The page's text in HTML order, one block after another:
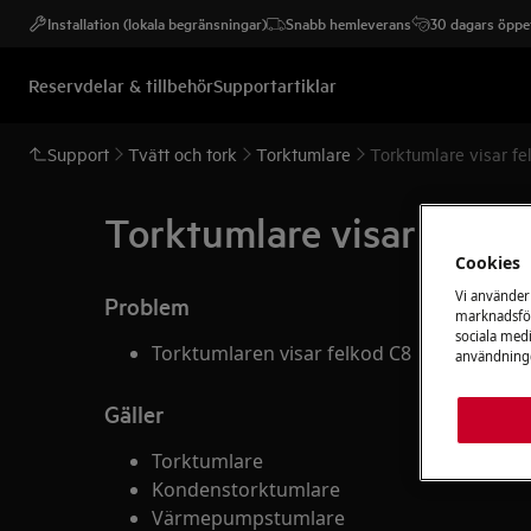
Installation (lokala begränsningar) Snabb hemleverans 30 dagars
Reservdelar & tillbehörSupportartiklar
Support Tvätt och tork Torktumlare Torktumlare visar
Torktumlare visar felkod
Problem
Torktumlaren visar felkod C8
Gäller
Torktumlare
Kondenstorktumlare
Värmepumpstumlare
Cookies
Vi
sociala